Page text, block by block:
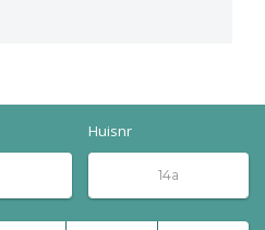
Huisnr